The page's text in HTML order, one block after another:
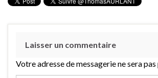
Laisser un commentaire
Votre adresse de messagerie ne sera pas